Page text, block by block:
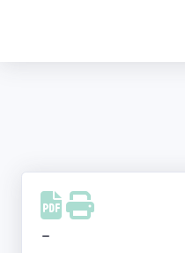
Facebook
Instagram
-